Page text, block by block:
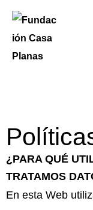
contenido
¿PARA QUÉ
TRATAMOS
En esta Web